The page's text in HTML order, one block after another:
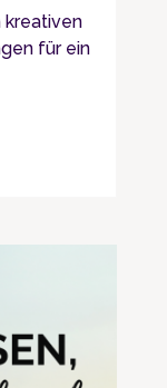
kreativen
für ein